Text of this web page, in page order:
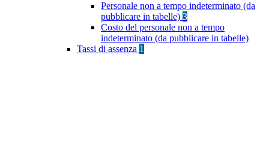
Personale non a tempo indeterminato (da
pubblicare in tabelle) 3
Costo del personale non a tempo
indeterminato (da pubblicare in tabelle)
Tassi di assenza 1